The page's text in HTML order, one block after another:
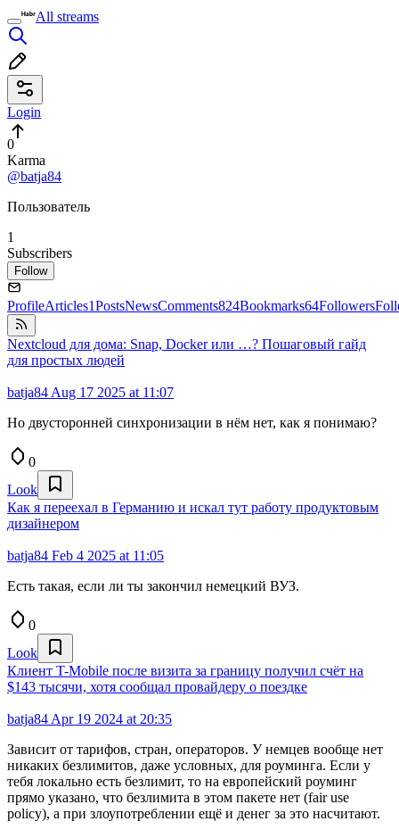
All streams
Login
0
Karma
@batja84
Пользователь
1
Subscribers
Follow
ProfileArticles1PostsNewsComments824Bookmarks64Followers
Nextcloud для дома: Snap, Docker или …? Пошаговый гайд
для простых людей
batja84 Aug 17 2025 at 11:07
Но двусторонней синхронизации в нём нет, как я понимаю?
0
Look
Как я переехал в Германию и искал тут работу продуктовым
дизайнером
batja84 Feb 4 2025 at 11:05
Есть такая, если ли ты закончил немецкий ВУЗ.
0
Look
Клиент T-Mobile после визита за границу получил счёт на
$143 тысячи, хотя сообщал провайдеру о поездке
batja84 Apr 19 2024 at 20:35
Зависит от тарифов, стран, операторов. У немцев вообще нет
никаких безлимитов, даже условных, для роуминга. Если у
тебя локально есть безлимит, то на европейский роуминг
прямо указано, что безлимита в этом пакете нет (fair use
policy), а при злоупотреблении ещё и денег за это насчитают.